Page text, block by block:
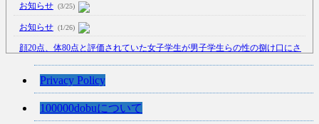
お知らせ (3/25)
お知らせ (1/26)
顔20点、体80点と評価されていた女子学生が男子学生らの性の捌け口にさ
【中国】処理水の問題化狙うも不発？ASEAN関連会合で賛同広がらず
【韓国】54.1％「IAEA報告書を信用しない」
Privacy Policy
100000dobuについて